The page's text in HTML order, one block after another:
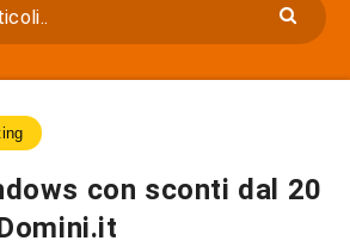
con sconti dal 20